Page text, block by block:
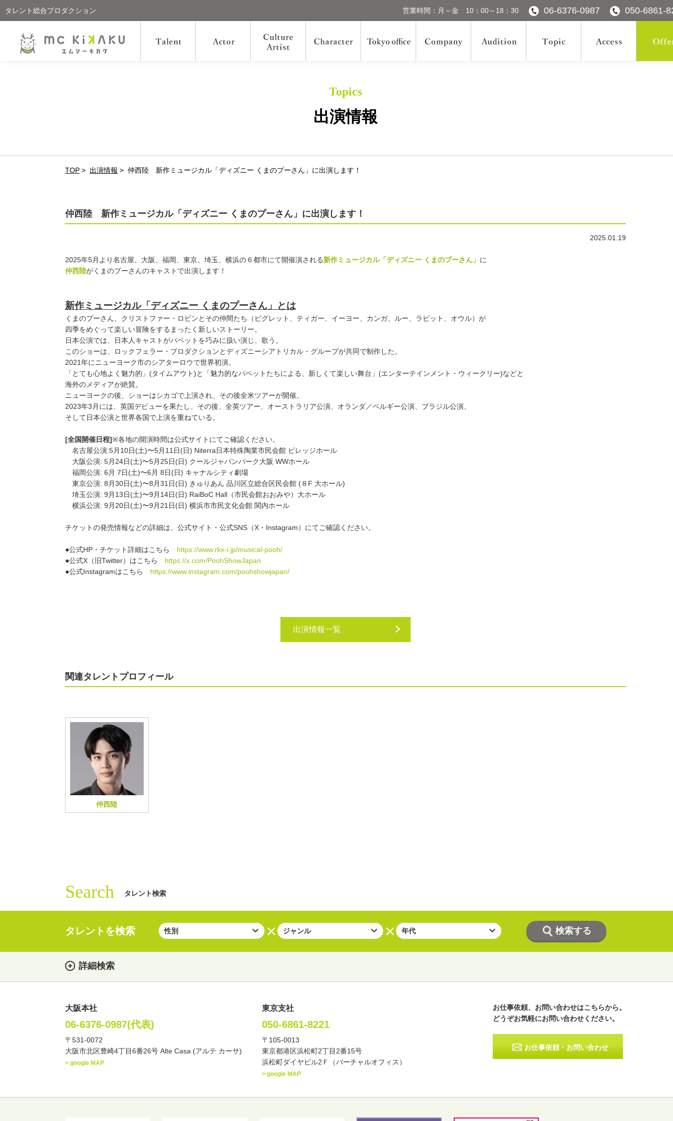
タレント総合プロダクション 営業時間：月～金 10：00～18：30 06-6376-0987 050-6861-
Topics
出演情報
TOP > 出演情報 > 仲西陸 新作ミュージカル「ディズニー くまのプーさん」に出演します！
仲西陸 新作ミュージカル「ディズニー くまのプーさん」に出演します！
2025.01.19
2025年5⽉より名古屋、⼤阪、福岡、東京、埼⽟、横浜の６都市にて開催演される新作ミュージカル「ディズニー くまのプーさん」 に
仲西陸がくまのプーさんのキャストで出演します！
新作ミュージカル「ディズニー くまのプーさん」とは
くまのプーさん、クリストファー・ロビンとその仲間たち（ピグレット、ティガー、イーヨー、カンガ、ルー、ラビット、オウル）が
四季をめぐって楽しい冒険をするまったく新しいストーリー。
⽇本公演では、⽇本⼈キャストがパペットを巧みに扱い演じ、歌う。
このショーは、ロックフェラー・プロダクションとディズニーシアトリカル・グループが共同で制作した。
2021年にニューヨーク市のシアターロウで世界初演。
「とても⼼地よく魅⼒的」(タイムアウト)と「魅⼒的なパペットたちによる、新しくて楽しい舞台」(エンターテインメント・ウィークリー)などと
海外のメディアが絶賛。
ニューヨークの後、ショーはシカゴで上演され、その後全⽶ツアーが開催。
2023年3⽉には、英国デビューを果たし、その後、全英ツアー、オーストラリア公演、オランダ／ベルギー公演、ブラジル公演、
そして⽇本公演と世界各国で上演を重ねている。
[全国開催日程]※各地の開演時間は公式サイトにてご確認ください。
名古屋公演:5⽉10⽇(⼟)〜5⽉11⽇(⽇) Niterra⽇本特殊陶業市⺠会館 ビレッジホール
⼤阪公演: 5⽉24⽇(⼟)〜5⽉25⽇(⽇) クールジャパンパーク⼤阪 WWホール
福岡公演: 6⽉ 7⽇(⼟)〜6⽉ 8⽇(⽇) キャナルシティ劇場
東京公演: 8⽉30⽇(⼟)〜8⽉31⽇(⽇) きゅりあん 品川区⽴総合区⺠会館 (８F ⼤ホール)
埼⽟公演: 9⽉13⽇(⼟)〜9⽉14⽇(⽇) RaiBoC Hall（市⺠会館おおみや）⼤ホール
横浜公演: 9⽉20⽇(⼟)〜9⽉21⽇(⽇) 横浜市市⺠⽂化会館 関内ホール
チケットの発売情報などの詳細は、公式サイト・公式SNS（X・Instagram）にてご確認ください。
●公式HP・チケット詳細はこちら https://www.rkx-i.jp/musical-pooh/
●公式X（旧Twitter）はこちら https://x.com/PoohShowJapan
●公式Instagramはこちら https://www.instagram.com/poohshowjapan/
出演情報一覧
関連タレントプロフィール
仲西陸
Search タレント検索
タレントを検索
詳細検索
・性別
・ジャンル お笑い・バラエティー
講談 モーションアクター
歳～ 歳
大阪本社
06-6376-0987(代表)
〒531-0072
大阪市北区豊崎4丁目6番26号 Alte Casa (アルテ カーサ)
> google MAP
東京支社
050-6861-8221
〒105-0013
東京都港区浜松町2丁目2番15号
浜松町ダイヤビル2Ｆ（バーチャルオフィス）
> google MAP
お仕事依頼、お問い合わせはこちらから。
どうぞお気軽にお問い合わせください。
お仕事依頼・お問い合わせ